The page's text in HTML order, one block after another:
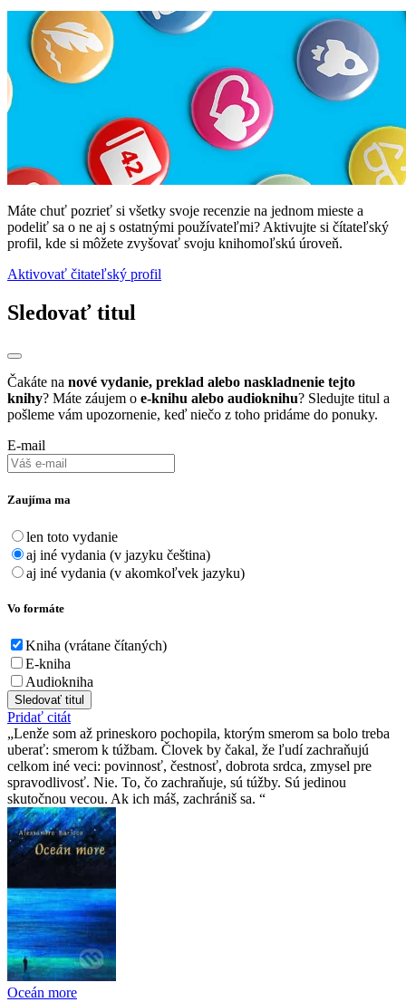
Máte chuť pozrieť si všetky svoje recenzie na jednom mieste a
podeliť sa o ne aj s ostatnými používateľmi? Aktivujte si čítateľský
profil, kde si môžete zvyšovať svoju knihomoľskú úroveň.
Aktivovať čitateľský profil
Sledovať titul
Čakáte na nové vydanie, preklad alebo naskladnenie tejto
knihy? Máte záujem o e-knihu alebo audioknihu? Sledujte titul a
pošleme vám upozornenie, keď niečo z toho pridáme do ponuky.
E-mail
Zaujíma ma
len toto vydanie
aj iné vydania (v jazyku čeština)
aj iné vydania (v akomkoľvek jazyku)
Vo formáte
Kniha (vrátane čítaných)
E-kniha
Audiokniha
Sledovať titul
Pridať citát
Lenže som až prineskoro pochopila, ktorým smerom sa bolo treba
uberať: smerom k túžbam. Človek by čakal, že ľudí zachraňujú
celkom iné veci: povinnosť, čestnosť, dobrota srdca, zmysel pre
spravodlivosť. Nie. To, čo zachraňuje, sú túžby. Sú jedinou
skutočnou vecou. Ak ich máš, zachrániš sa.
Oceán more